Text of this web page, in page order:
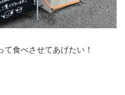
食べさせてあげたい！